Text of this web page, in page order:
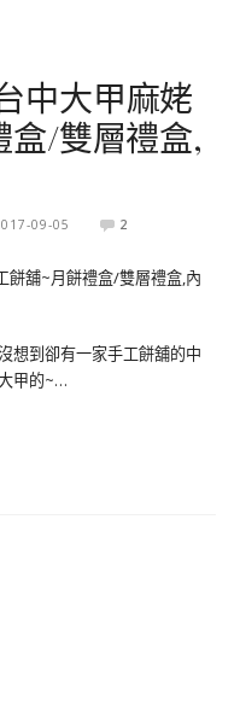
中大甲麻姥
盒/雙層禮盒,
09-05 2
想到卻有一家手工餅舖的中
甲的~…